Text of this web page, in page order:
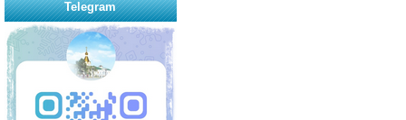
Telegram